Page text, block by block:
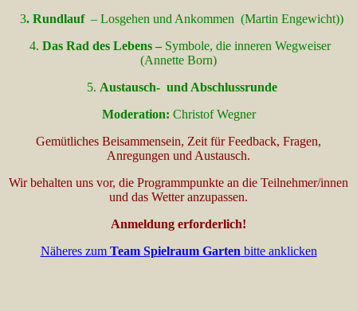
3. Rundlauf – Losgehen und Ankommen (Martin Engewicht))
4. Das Rad des Lebens – Symbole, die inneren Wegweiser
(Annette Born)
5. Austausch- und Abschlussrunde
Moderation: Christof Wegner
Gemütliches Beisammensein, Zeit für Feedback, Fragen,
Anregungen und Austausch.
Wir behalten uns vor, die Programmpunkte an die Teilnehmer/innen
und das Wetter anzupassen.
Anmeldung erforderlich!
Näheres zumTeam Spielraum Gartenbitte anklicken